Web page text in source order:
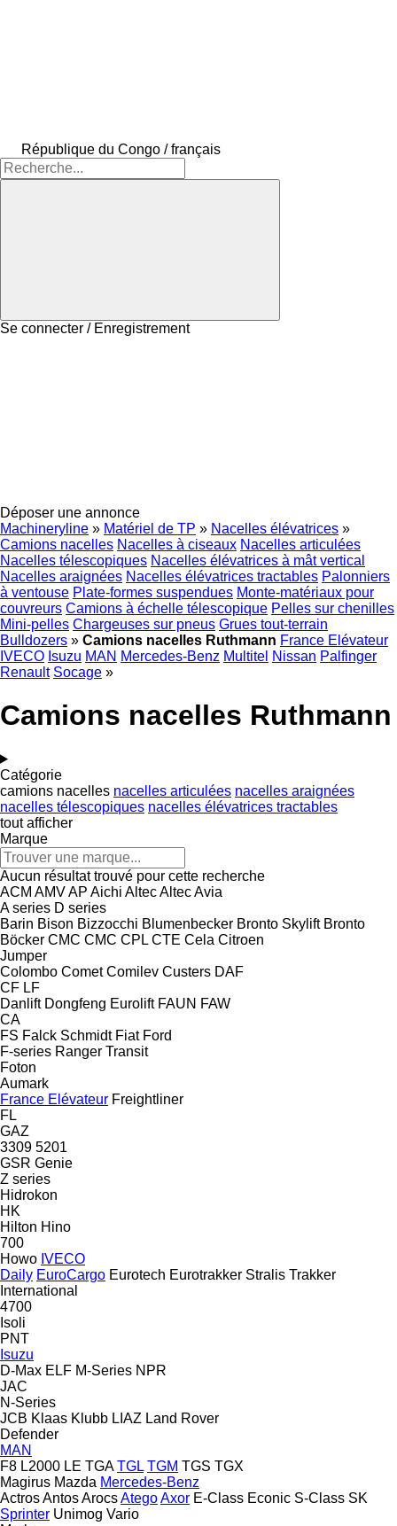
République du Congo / français
Se connecter / Enregistrement
Déposer une annonce
Machineryline » Matériel de TP » Nacelles élévatrices »
Camions nacelles Nacelles à ciseaux Nacelles articulées
Nacelles télescopiques Nacelles élévatrices à mât vertical
Nacelles araignées Nacelles élévatrices tractables Palonniers
à ventouse Plate-formes suspendues Monte-matériaux pour
couvreurs Camions à échelle télescopique Pelles sur chenilles
Mini-pelles Chargeuses sur pneus Grues tout-terrain
Bulldozers » Camions nacelles Ruthmann France Elévateur
IVECO Isuzu MAN Mercedes-Benz Multitel Nissan Palfinger
Renault Socage »
Camions nacelles Ruthmann
Catégorie
camions nacelles nacelles articulées nacelles araignées
nacelles télescopiques nacelles élévatrices tractables
tout afficher
Marque
Aucun résultat trouvé pour cette recherche
ACM AMVAP Aichi AltecAltecAvia
A series D series
Barin Bison Bizzocchi Blumenbecker Bronto Skylift Bronto
Böcker CMC CMC CPL CTE Cela Citroen
Jumper
Colombo Comet Comilev Custers DAF
CF LF
Danlift Dongfeng Eurolift FAUN FAW
CA
FS Falck Schmidt Fiat Ford
F-series Ranger Transit
Foton
Aumark
France Elévateur Freightliner
FL
GAZ
3309 5201
GSR Genie
Z series
Hidrokon
HK
Hilton Hino
700
Howo IVECO
Daily EuroCargo Eurotech Eurotrakker Stralis Trakker
International
4700
Isoli
PNT
Isuzu
D-Max ELF M-Series NPR
JAC
N-Series
JCB Klaas Klubb LIAZ Land Rover
Defender
MAN
F8 L2000 LE TGA TGL TGM TGS TGX
Magirus Mazda Mercedes-Benz
ActrosAntosArocsAtegoAxor E-Class Econic S-Class SK
Sprinter Unimog Vario